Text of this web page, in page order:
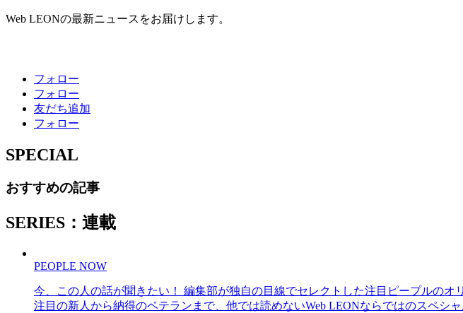
Web LEONの最新ニュースをお届けします。
フォロー
フォロー
友だち追加
フォロー
SPECIAL
おすすめの記事
SERIES：連載
PEOPLE NOW
今、この人の話が聞きたい！ 編集部が独自の目線でセレクトした注目ピープルの
注目の新人から納得のベテランまで、他では読めないWeb LEONならではのスペシ